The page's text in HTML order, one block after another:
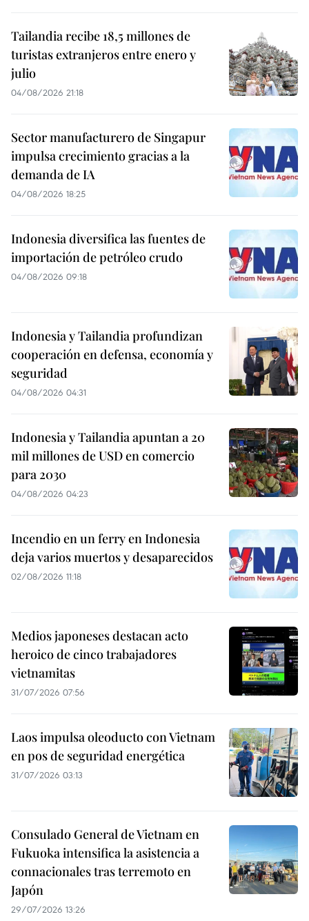
Tailandia recibe 18,5 millones de
turistas extranjeros entre enero y
julio
04/08/2026 21:18
Sector manufacturero de Singapur
impulsa crecimiento gracias a la
demanda de IA
04/08/2026 18:25
Indonesia diversifica las fuentes de
importación de petróleo crudo
04/08/2026 09:18
Indonesia y Tailandia profundizan
cooperación en defensa, economía y
seguridad
04/08/2026 04:31
Indonesia y Tailandia apuntan a 20
mil millones de USD en comercio
para 2030
04/08/2026 04:23
Incendio en un ferry en Indonesia
deja varios muertos y desaparecidos
02/08/2026 11:18
Medios japoneses destacan acto
heroico de cinco trabajadores
vietnamitas
31/07/2026 07:56
Laos impulsa oleoducto con Vietnam
en pos de seguridad energética
31/07/2026 03:13
Consulado General de Vietnam en
Fukuoka intensifica la asistencia a
connacionales tras terremoto en
Japón
29/07/2026 13:26